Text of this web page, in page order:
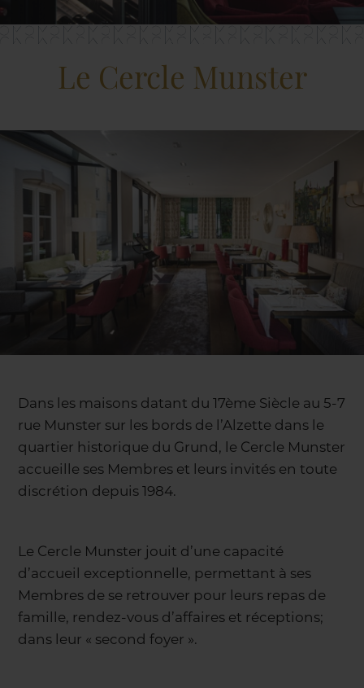
Le Cercle Munster
Dans les maisons datant du 17ème Siècle au 5-7
rue Munster sur les bords de l’Alzette dans le
quartier historique du Grund, le Cercle Munster
accueille ses Membres et leurs invités en toute
discrétion depuis 1984.
Le Cercle Munster jouit d’une capacité
d’accueil exceptionnelle, permettant à ses
Membres de se retrouver pour leurs repas de
famille, rendez-vous d’affaires et réceptions;
dans leur « second foyer ».